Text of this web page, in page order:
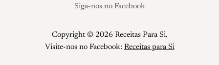
Copyright © 2026 Receitas Para Si.
Visite-nos no Facebook: Receitas para Si
Siga-nos no Facebook